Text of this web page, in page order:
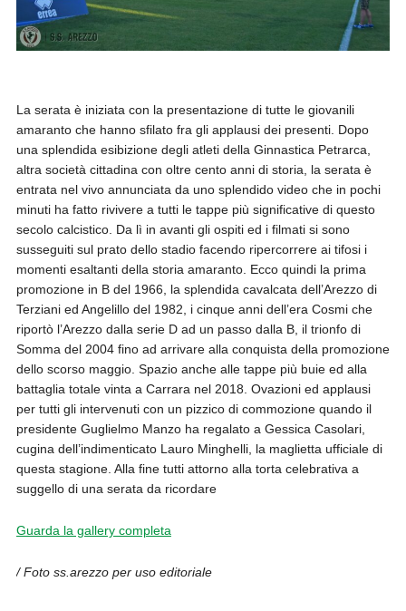
La serata è iniziata con la presentazione di tutte le giovanili
amaranto che hanno sfilato fra gli applausi dei presenti. Dopo
una splendida esibizione degli atleti della Ginnastica Petrarca,
altra società cittadina con oltre cento anni di storia, la serata è
entrata nel vivo annunciata da uno splendido video che in pochi
minuti ha fatto rivivere a tutti le tappe più significative di questo
secolo calcistico. Da lì in avanti gli ospiti ed i filmati si sono
susseguiti sul prato dello stadio facendo ripercorrere ai tifosi i
momenti esaltanti della storia amaranto. Ecco quindi la prima
promozione in B del 1966, la splendida cavalcata dell’Arezzo di
Terziani ed Angelillo del 1982, i cinque anni dell’era Cosmi che
riportò l’Arezzo dalla serie D ad un passo dalla B, il trionfo di
Somma del 2004 fino ad arrivare alla conquista della promozione
dello scorso maggio. Spazio anche alle tappe più buie ed alla
battaglia totale vinta a Carrara nel 2018. Ovazioni ed applausi
per tutti gli intervenuti con un pizzico di commozione quando il
presidente Guglielmo Manzo ha regalato a Gessica Casolari,
cugina dell’indimenticato Lauro Minghelli, la maglietta ufficiale di
questa stagione. Alla fine tutti attorno alla torta celebrativa a
suggello di una serata da ricordare
Guarda la gallery completa
/ Foto ss.arezzo per uso editoriale